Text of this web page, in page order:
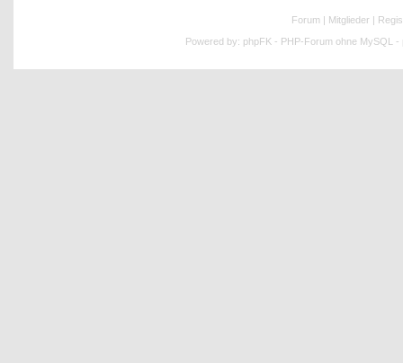
Forum | Mitglieder |
Powered by: phpFK - PHP-Forum ohne MySQL -